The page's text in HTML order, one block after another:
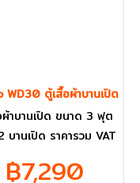
ะจก มีขารอง ขนาด 4 ฟุต
WD30 ตู้เสื้อผ้าบานเปิด ข
ผ้าบานเปิด ขนาด 3 ฟุต
บานเปิด ราคารวม VAT
฿7,290